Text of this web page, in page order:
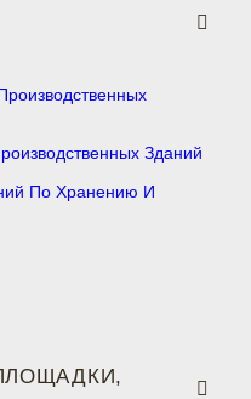
Зданий
По Хранению И